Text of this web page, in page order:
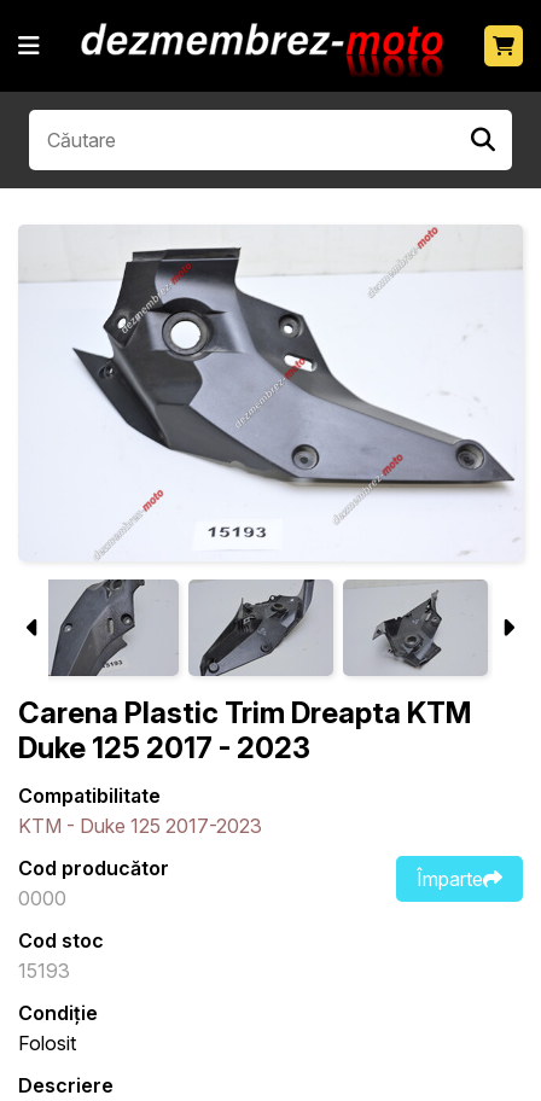
Carena Plastic Trim Dreapta KTM
Duke 125 2017 - 2023
Compatibilitate
KTM - Duke 125 2017-2023
Împarte
Cod producător
0000
Cod stoc
15193
Condiție
Folosit
Descriere